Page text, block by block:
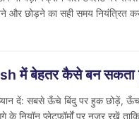
और छोड़ने का सही समय नियंत्रित
में बेहतर कैसे बन सकता
दें: सबसे ऊँचे बिंदु पर हुक छोड़ें,
नियॉन प्लेटफ़ॉर्मों पर नज़र रखें